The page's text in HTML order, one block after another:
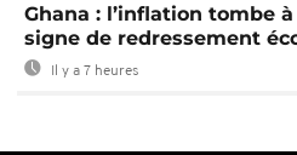
Ghana : l’inflation tombe
signe de redressement
Il y a 7 heures